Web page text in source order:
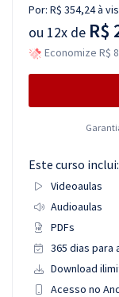
Por: R$ 354,24à
ou 12x de R$
Economize R$
Este curso inclui:
Videoaulas
Audioaulas
PDFs
365 dias para
Download
Acesso no